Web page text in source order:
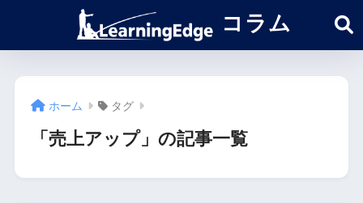
コラム
ホーム タグ
「売上アップ」の記事一覧